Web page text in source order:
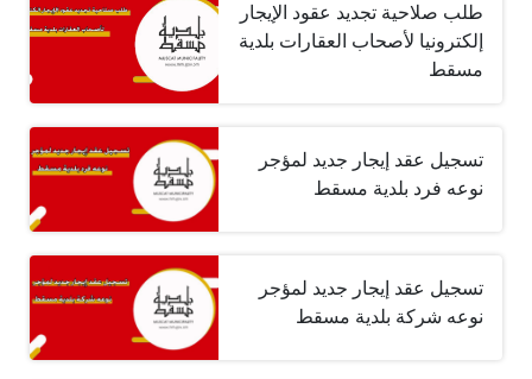
طلب صلاحية تجديد عقود الإيجار
إلكترونيا لأصحاب العقارات بلدية
مسقط
تسجيل عقد إيجار جديد لمؤجر
نوعه فرد بلدية مسقط
تسجيل عقد إيجار جديد لمؤجر
نوعه شركة بلدية مسقط